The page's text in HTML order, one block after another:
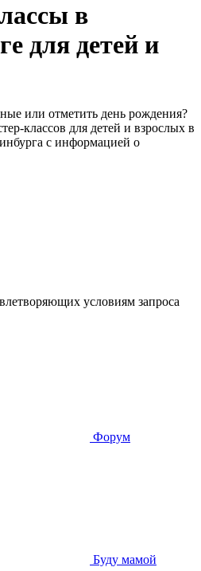
в
для детей и
или отметить день рождения?
классов для детей и взрослых в
с информацией о
условиям запроса
Форум
Буду мамой